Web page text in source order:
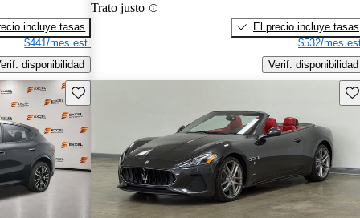
incluye tasas
$441/mes est.
disponibilidad
Trato justo
El precio incluye tasas
$532/mes
Verif. disponibilidad
Guarda este Aviso